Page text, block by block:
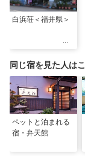
※ペット用プランと
でもどうぞご安心
白浜荘＜福井県＞
同じ宿を見た人は
ペットと泊まれる
宿・弁天館